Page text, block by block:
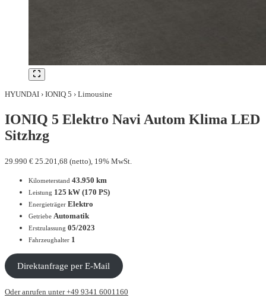
HYUNDAI › IONIQ 5 › Limousine
IONIQ 5 Elektro Navi Autom Klima LED
Sitzhzg
29.990 € 25.201,68 (netto), 19% MwSt.
Kilometerstand 43.950 km
Leistung 125 kW (170 PS)
Energieträger Elektro
Getriebe Automatik
Erstzulassung 05/2023
Fahrzeughalter 1
Direktanfrage per E-Mail
Oder anrufen unter +49 9341 6001160